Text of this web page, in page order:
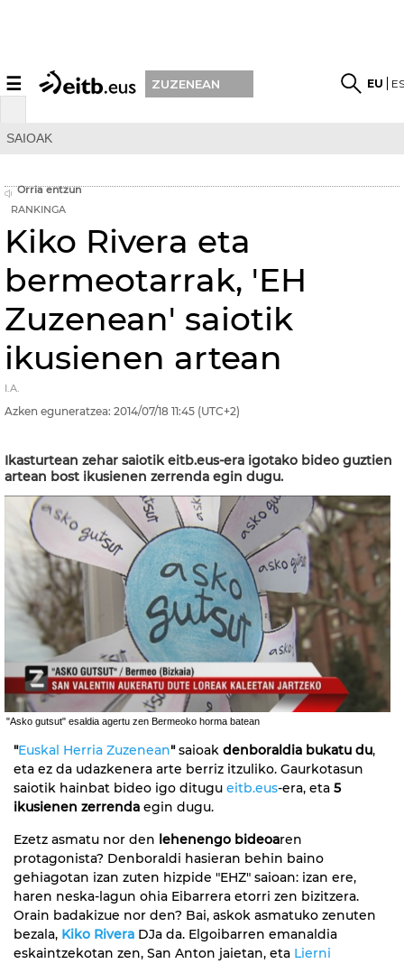
☰ ZUZENEAN EU
SAIOAK
Orria entzun
RANKINGA
Kiko Rivera eta
bermeotarrak, 'EH
Zuzenean' saiotik
ikusienen artean
I.A.
Azken eguneratzea: 2014/07/18 11:45 (UTC+2)
Ikasturtean zehar saiotik eitb.eus-era igotako bideo guztien
artean bost ikusienen zerrenda egin dugu.
"Asko gutsut" esaldia agertu zen Bermeoko horma batean
"Euskal Herria Zuzenean"saioak denboraldia bukatu du,
eta ez da udazkenera arte berriz itzuliko. Gaurkotasun
saiotik hainbat bideo igo ditugu eitb.eus-era, eta 5
ikusienen zerrenda egin dugu.
Ezetz asmatu nor den lehenengo bideoaren
protagonista? Denboraldi hasieran behin baino
gehiagotan izan zuten hizpide "EHZ" saioan: izan ere,
haren neska-lagun ohia Eibarrera etorri zen bizitzera.
Orain badakizue nor den? Bai, askok asmatuko zenuten
bezala, Kiko Rivera DJa da. Elgoibarren emanaldia
eskaintzekotan zen, San Anton jaietan, eta Lierni